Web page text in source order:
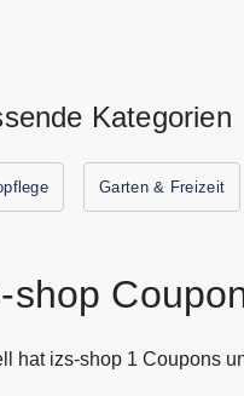
Kategorien
Garten & Freizeit
shop
hat izs-shop 1 Coupons